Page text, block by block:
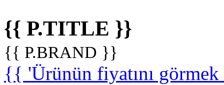
{{ P.TITLE }}
{{ P.BRAND }}
{{ 'Ürünün fiyatını